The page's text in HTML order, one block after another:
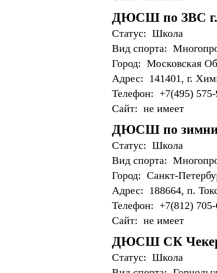
ДЮСШ по ЗВС
Статус: Школа
Вид спорта:
Город: Московская
Адрес: 141401, г.
Телефон: +7(495)
Сайт: не имеет
ДЮСШ по
Статус: Школа
Вид спорта:
Город: Санкт-
Адрес: 188664, п.
Телефон: +7(812)
Сайт: не имеет
ДЮСШ СК
Статус: Школа